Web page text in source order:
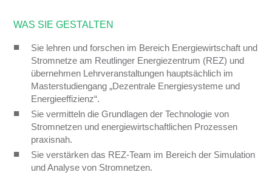
WAS SIE GESTALTEN
Sie lehren und forschen im Bereich Energiewirtschaft und
Stromnetze am Reutlinger Energiezentrum (REZ) und
übernehmen Lehrveranstaltungen hauptsächlich im
Masterstudiengang „Dezentrale Energiesysteme und
Energieeffizienz“.
Sie vermitteln die Grundlagen der Technologie von
Stromnetzen und energiewirtschaftlichen Prozessen
praxisnah.
Sie verstärken das REZ-Team im Bereich der Simulation
und Analyse von Stromnetzen.